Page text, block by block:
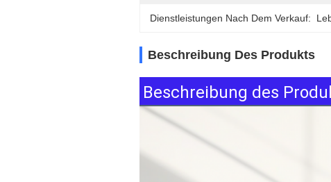
Dienstleistungen Nach Dem Verkauf:
Beschreibung Des Produkts
Beschreibung des